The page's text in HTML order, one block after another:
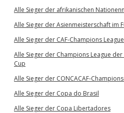
Alle Sieger der afrikanischen
Alle Sieger der Asienmeisterschaft im
Alle Sieger der CAF-Champions
Alle Sieger der Champions League der
Cup
Alle Sieger der CONCACAF-
Alle Sieger der Copa do Brasil
Alle Sieger der Copa Libertadores